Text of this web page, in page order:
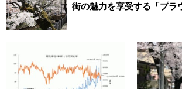
街の魅力を享受する「プラ